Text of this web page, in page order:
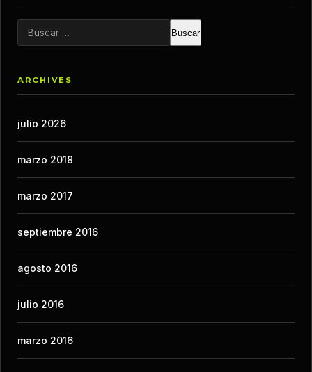
Buscar:
ARCHIVES
julio 2026
marzo 2018
marzo 2017
septiembre 2016
agosto 2016
julio 2016
marzo 2016